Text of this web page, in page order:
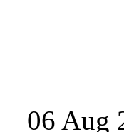
06 Aug